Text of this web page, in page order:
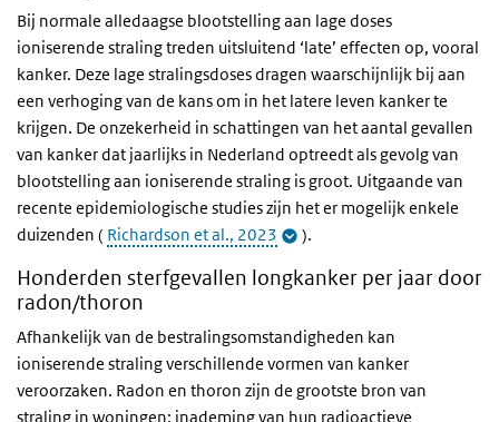
Bij normale alledaagse blootstelling aan lage doses
ioniserende straling treden uitsluitend ‘late’ effecten op, vooral
kanker. Deze lage stralingsdoses dragen waarschijnlijk bij aan
een verhoging van de kans om in het latere leven kanker te
krijgen. De onzekerheid in schattingen van het aantal gevallen
van kanker dat jaarlijks in Nederland optreedt als gevolg van
blootstelling aan ioniserende straling is groot. Uitgaande van
recente epidemiologische studies zijn het er mogelijk enkele
duizenden ( Richardson et al., 2023 ).
Honderden sterfgevallen longkanker per jaar door
radon/thoron
Afhankelijk van de bestralingsomstandigheden kan
ioniserende straling verschillende vormen van kanker
veroorzaken. Radon en thoron zijn de grootste bron van
straling in woningen: inademing van hun radioactieve